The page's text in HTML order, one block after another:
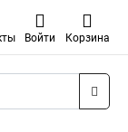
Войти Корзина